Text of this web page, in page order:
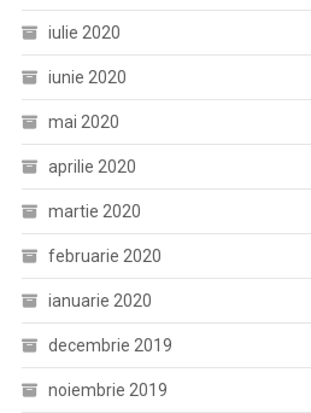
iulie 2020
iunie 2020
mai 2020
aprilie 2020
martie 2020
februarie 2020
ianuarie 2020
decembrie 2019
noiembrie 2019